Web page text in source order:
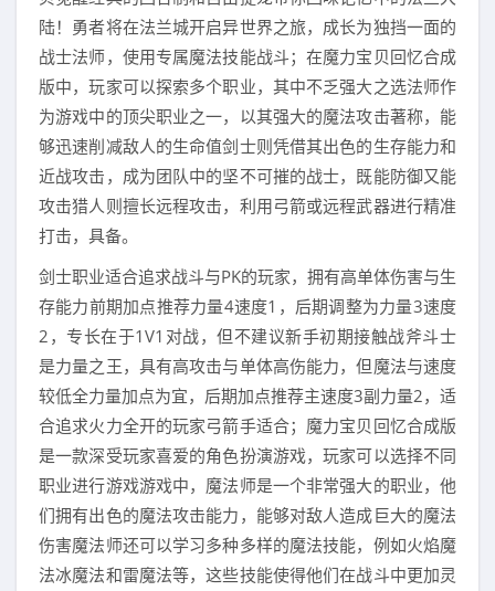
陆！勇者将在法兰城开启异世界之旅，成长为独挡一面的
战士法师，使用专属魔法技能战斗；在魔力宝贝回忆合成
版中，玩家可以探索多个职业，其中不乏强大之选法师作
为游戏中的顶尖职业之一，以其强大的魔法攻击著称，能
够迅速削减敌人的生命值剑士则凭借其出色的生存能力和
近战攻击，成为团队中的坚不可摧的战士，既能防御又能
攻击猎人则擅长远程攻击，利用弓箭或远程武器进行精准
打击，具备。
剑士职业适合追求战斗与PK的玩家，拥有高单体伤害与生
存能力前期加点推荐力量4速度1，后期调整为力量3速度
2，专长在于1V1对战，但不建议新手初期接触战斧斗士
是力量之王，具有高攻击与单体高伤能力，但魔法与速度
较低全力量加点为宜，后期加点推荐主速度3副力量2，适
合追求火力全开的玩家弓箭手适合；魔力宝贝回忆合成版
是一款深受玩家喜爱的角色扮演游戏，玩家可以选择不同
职业进行游戏游戏中，魔法师是一个非常强大的职业，他
们拥有出色的魔法攻击能力，能够对敌人造成巨大的魔法
伤害魔法师还可以学习多种多样的魔法技能，例如火焰魔
法冰魔法和雷魔法等，这些技能使得他们在战斗中更加灵